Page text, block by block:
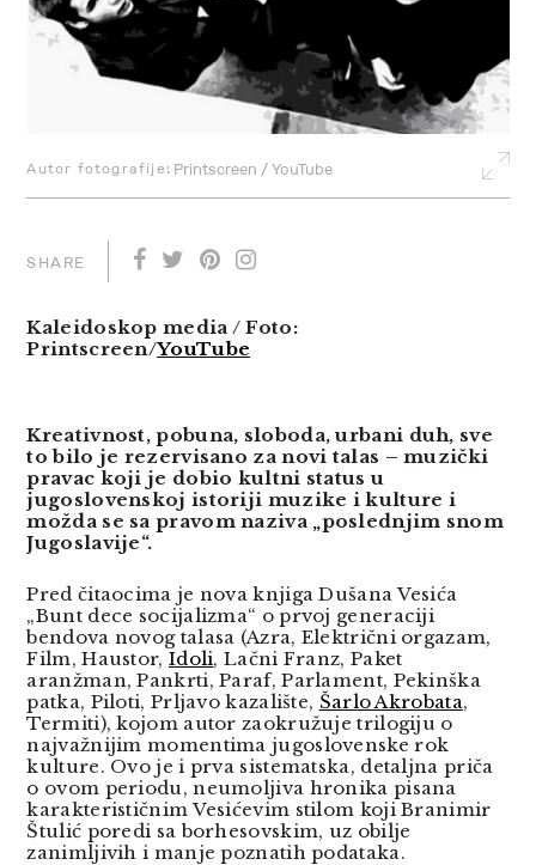
Printscreen / YouTube
Autor fotografije:
SHARE
Kaleidoskop media / Foto:
Printscreen/YouTube
Kreativnost, pobuna, sloboda, urbani duh, sve
to bilo je rezervisano za novi talas – muzički
pravac koji je dobio kultni status u
jugoslovenskoj istoriji muzike i kulture i
možda se sa pravom naziva „poslednjim snom
Jugoslavije“.
Pred čitaocima je nova knjiga Dušana Vesića
„Bunt dece socijalizma“ o prvoj generaciji
bendova novog talasa (Azra, Električni orgazam,
Film, Haustor, Idoli, Lačni Franz, Paket
aranžman, Pankrti, Paraf, Parlament, Pekinška
patka, Piloti, Prljavo kazalište, Šarlo Akrobata,
Termiti), kojom autor zaokružuje trilogiju o
najvažnijim momentima jugoslovenske rok
kulture. Ovo je i prva sistematska, detaljna priča
o ovom periodu, neumoljiva hronika pisana
karakterističnim Vesićevim stilom koji Branimir
Štulić poredi sa borhesovskim, uz obilje
zanimljivih i manje poznatih podataka.